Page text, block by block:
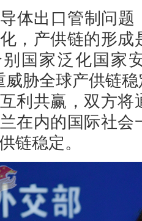
体出口管制问
，产供链的形
国家泛化国家
威胁全球产供链
利共赢，双方
在内的国际社
链稳定。